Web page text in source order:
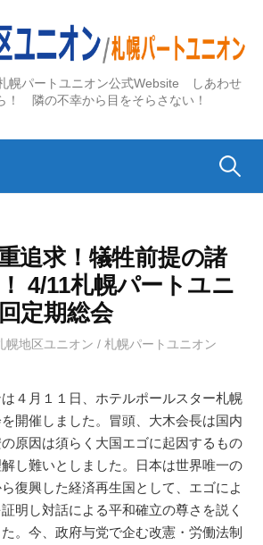
幌パートユニオン公式Website しあわせ
！ 隣の不幸から目をそらさない！
検
追求！犠牲前提の諸
4/11札幌パートユニ
定期総会
幌地区ユニオン / 札幌パートユニオン
４月１１日、ホテルポールスター札幌
開催しました。冒頭、大木会長は国内
原因は須らく大国エゴに起因するもの
し難いとしました。日本は世界唯一の
復興した経済再生国として、エゴによ
明し対話による平和確立の尊さを説く
。今、政府与党で企む改憲・労働法制